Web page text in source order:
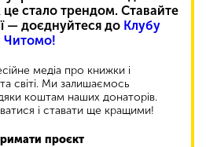
це стало трендом. Ставайте
— доєднуйтеся до Клубу
Читомо!
медіа про книжки і
світі. Ми залишаємось
коштам наших донаторів.
і ставати ще кращими!
проєкт